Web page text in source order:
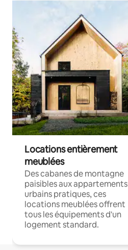
Locations entièrement
meublées
Des cabanes de montagne
paisibles aux appartements
urbains pratiques, ces
locations meublées offrent
tous les équipements d'un
logement standard.